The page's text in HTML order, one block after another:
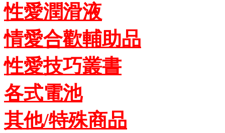
性愛潤滑液
情愛合歡輔助品
性愛技巧叢書
各式電池
其他/特殊商品